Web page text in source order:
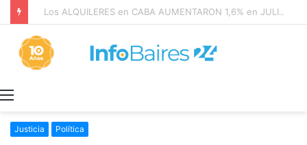
Los ALQUILERES en CABA AUMENTARON 1,6% en JULIO: 17,5% en 2026
Justicia Política